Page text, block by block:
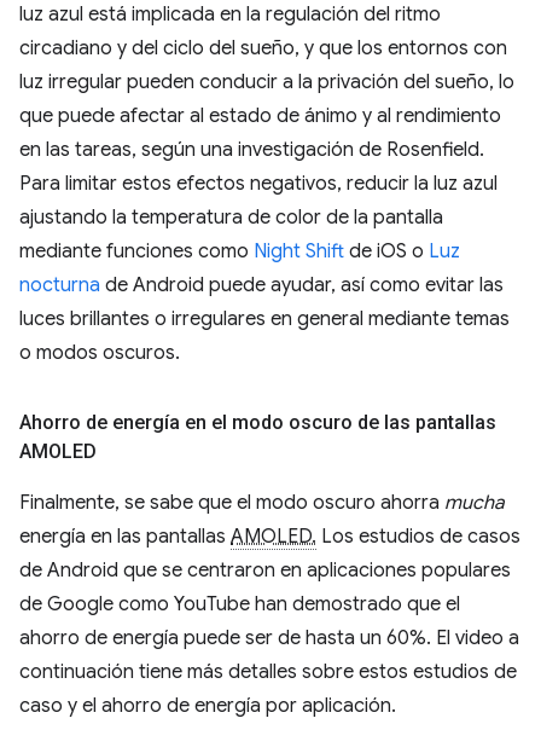
luz azul está implicada en la regulación del ritmo
circadiano y del ciclo del sueño, y que los entornos con
luz irregular pueden conducir a la privación del sueño, lo
que puede afectar al estado de ánimo y al rendimiento
en las tareas, según una investigación de Rosenfield.
Para limitar estos efectos negativos, reducir la luz azul
ajustando la temperatura de color de la pantalla
mediante funciones como Night Shift de iOS o Luz
nocturna de Android puede ayudar, así como evitar las
luces brillantes o irregulares en general mediante temas
o modos oscuros.
Ahorro de energía en el modo oscuro de las pantallas
AMOLED
Finalmente, se sabe que el modo oscuro ahorra mucha
energía en las pantallas AMOLED. Los estudios de casos
de Android que se centraron en aplicaciones populares
de Google como YouTube han demostrado que el
ahorro de energía puede ser de hasta un 60%. El video a
continuación tiene más detalles sobre estos estudios de
caso y el ahorro de energía por aplicación.